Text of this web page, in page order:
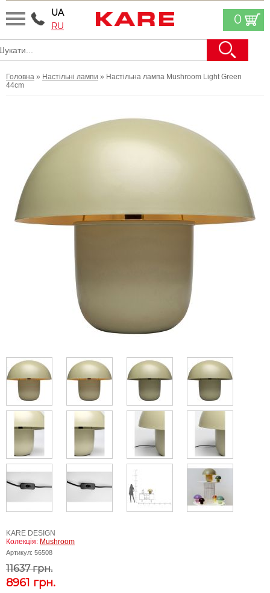
UA
RU
0
Головна » Настільні лампи » Настільна лампа Mushroom Light Green
44cm
KARE DESIGN
Колекція: Mushroom
Артикул: 56508
11637 грн.
8961 грн.